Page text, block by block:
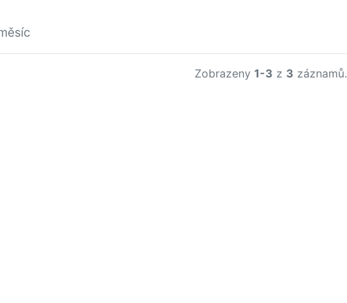
Zobrazeny 1-3 z 3 záznamů.